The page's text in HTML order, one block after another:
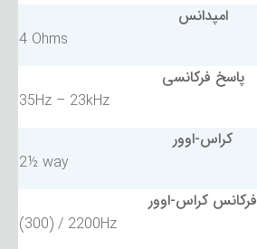
امپدانس
4 Ohms
پاسخ فرکانسی
35Hz – 23kHz
کراس-اوور
2½ way
فرکانس کراس-اوور
(300) / 2200Hz